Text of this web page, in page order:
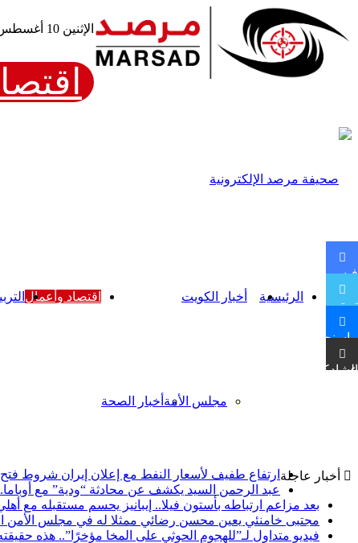
الرئيسية أخبار الكويت
مجلس الأمة أخبار الصحة
اقتصاد وأعمال
الإثنين 10 أغسطس، 2026
أخبار عاجلة ارتفاع طفيف لأسعار النفط مع إعلان إيران شروط
عبد الرحمن السيد يكشف عن محادثة “ودية” مع
بعد مزاعم ارتباطه بأستون فيلا.. إيبانيز يحسم مستقبله مع
مجتبى خامنئي يعين محسن رضائي ممثلا له في مجلس الأمن
فيديو متداول لـ”للهجوم الحوثي على المخا مؤخرًا”.. هذه
فيسبوك
تويتر
ماسنجر
مشاركة عبر البريد